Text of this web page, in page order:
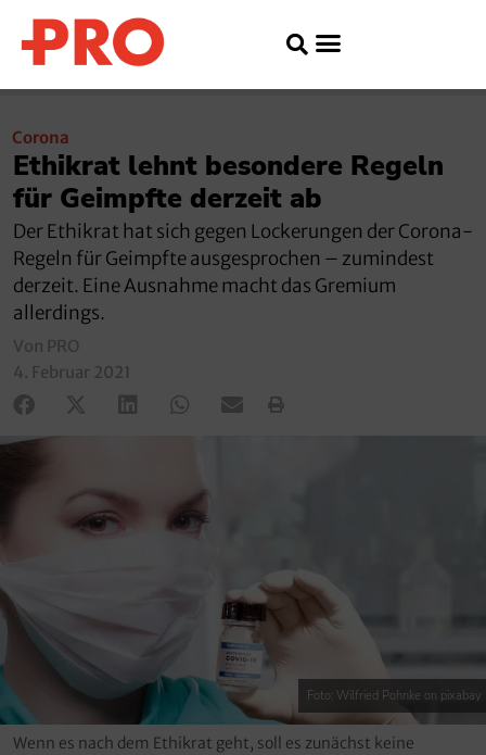
Corona
Ethikrat lehnt besondere Regeln
für Geimpfte derzeit ab
Der Ethikrat hat sich gegen Lockerungen der Corona-
Regeln für Geimpfte ausgesprochen – zumindest
derzeit. Eine Ausnahme macht das Gremium
allerdings.
Von PRO
4. Februar 2021
Foto: Wilfried Pohnke on pixabay
Wenn es nach dem Ethikrat geht, soll es zunächst keine